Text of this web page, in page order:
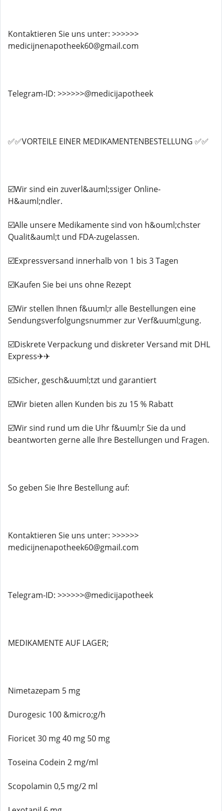
Kontaktieren Sie uns unter: >>>>>>
medicijnenapotheek60@gmail.com
Telegram-ID: >>>>>>@medicijapotheek
✅✅VORTEILE EINER MEDIKAMENTENBESTELLUNG ✅✅
☑️Wir sind ein zuverl&auml;ssiger Online-
H&auml;ndler.
☑️Alle unsere Medikamente sind von h&ouml;chster
Qualit&auml;t und FDA-zugelassen.
☑️Expressversand innerhalb von 1 bis 3 Tagen
☑️Kaufen Sie bei uns ohne Rezept
☑️Wir stellen Ihnen f&uuml;r alle Bestellungen eine
Sendungsverfolgungsnummer zur Verf&uuml;gung.
☑️Diskrete Verpackung und diskreter Versand mit DHL
Express✈✈
☑️Sicher, gesch&uuml;tzt und garantiert
☑️Wir bieten allen Kunden bis zu 15 % Rabatt
☑️Wir sind rund um die Uhr f&uuml;r Sie da und
beantworten gerne alle Ihre Bestellungen und Fragen.
So geben Sie Ihre Bestellung auf:
Kontaktieren Sie uns unter: >>>>>>
medicijnenapotheek60@gmail.com
Telegram-ID: >>>>>>@medicijapotheek
MEDIKAMENTE AUF LAGER;
Nimetazepam 5 mg
Durogesic 100 &micro;g/h
Fioricet 30 mg 40 mg 50 mg
Toseina Codein 2 mg/ml
Scopolamin 0,5 mg/2 ml